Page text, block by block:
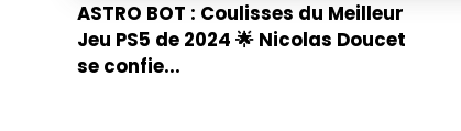
ASTRO BOT : Coulisses du Meilleur
Jeu PS5 de 2024 🌟 Nicolas Doucet
se confie...